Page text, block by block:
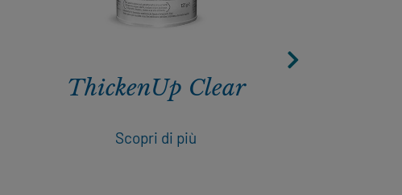
ThickenUp Clear
Scopri di più